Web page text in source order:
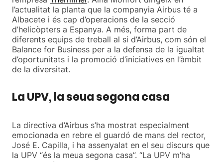
l’actualitat la planta que la companyia Airbus té a
Albacete i és cap d’operacions de la secció
d’helicòpters a Espanya. A més, forma part de
diferents equips de treball al si d’Airbus, com són el
Balance for Business per a la defensa de la igualtat
d’oportunitats i la promoció d’iniciatives en l’àmbit
de la diversitat.
La UPV, la seua segona casa
La directiva d’Airbus s’ha mostrat especialment
emocionada en rebre el guardó de mans del rector,
José E. Capilla, i ha assenyalat en el seu discurs que
la UPV “és la meua segona casa”. “La UPV m’ha